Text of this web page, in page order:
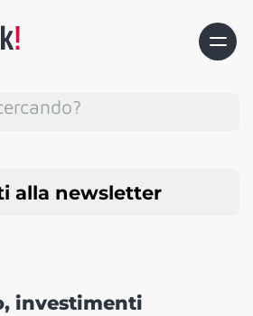
alla newsletter
investimenti